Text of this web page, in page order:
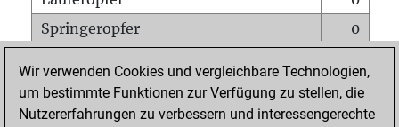
Springeropfer
0
Matt auf vollem Brett
0
Bauer setzt Matt
0
Wir verwenden Cookies und vergleichbare Technologien,
um bestimmte Funktionen zur Verfügung zu stellen, die
Nutzererfahrungen zu verbessern und interessengerechte